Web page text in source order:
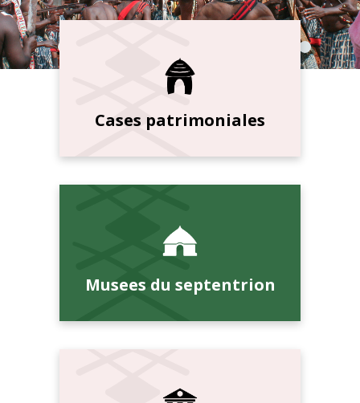
Cases patrimoniales
Musees du septentrion